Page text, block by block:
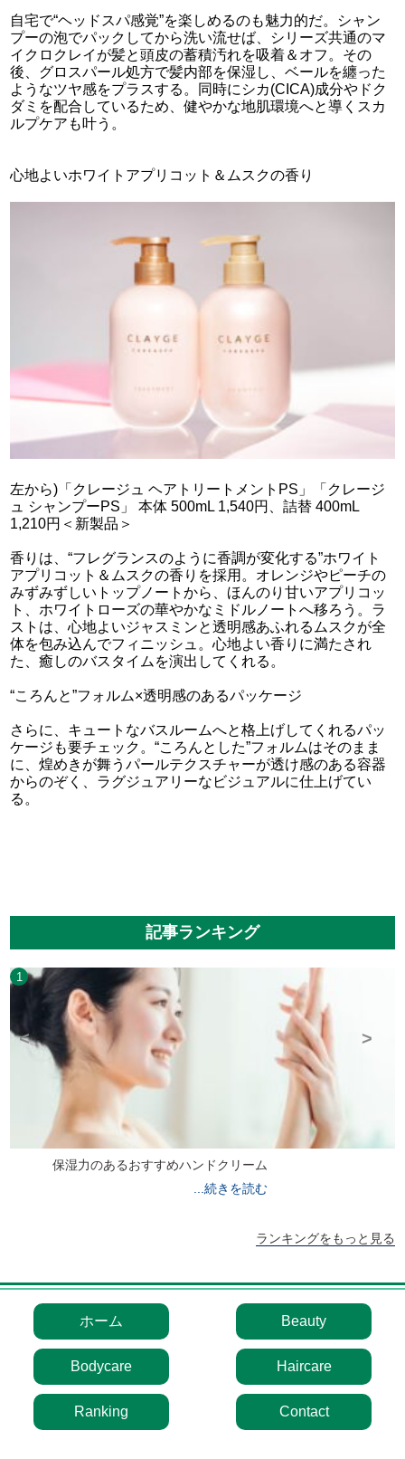
自宅で“ヘッドスパ感覚”を楽しめるのも魅力的だ。シャン
プーの泡でパックしてから洗い流せば、シリーズ共通のマ
イクロクレイが髪と頭皮の蓄積汚れを吸着＆オフ。その
後、グロスパール処方で髪内部を保湿し、ベールを纏った
ようなツヤ感をプラスする。同時にシカ(CICA)成分やドク
ダミを配合しているため、健やかな地肌環境へと導くスカ
ルプケアも叶う。
心地よいホワイトアプリコット＆ムスクの香り
左から)「クレージュ ヘアトリートメントPS」「クレージ
ュ シャンプーPS」 本体 500mL 1,540円、詰替 400mL
1,210円＜新製品＞
香りは、“フレグランスのように香調が変化する”ホワイト
アプリコット＆ムスクの香りを採用。オレンジやピーチの
みずみずしいトップノートから、ほんのり甘いアプリコッ
ト、ホワイトローズの華やかなミドルノートへ移ろう。ラ
ストは、心地よいジャスミンと透明感あふれるムスクが全
体を包み込んでフィニッシュ。心地よい香りに満たされ
た、癒しのバスタイムを演出してくれる。
“ころんと”フォルム×透明感のあるパッケージ
さらに、キュートなバスルームへと格上げしてくれるパッ
ケージも要チェック。“ころんとした”フォルムはそのまま
に、煌めきが舞うパールテクスチャーが透け感のある容器
からのぞく、ラグジュアリーなビジュアルに仕上げてい
る。
記事ランキング
1
保湿力のあるおすすめハンドクリーム
続きを読む
ランキングをもっと見る
ホーム Beauty
Bodycare Haircare
Ranking Contact